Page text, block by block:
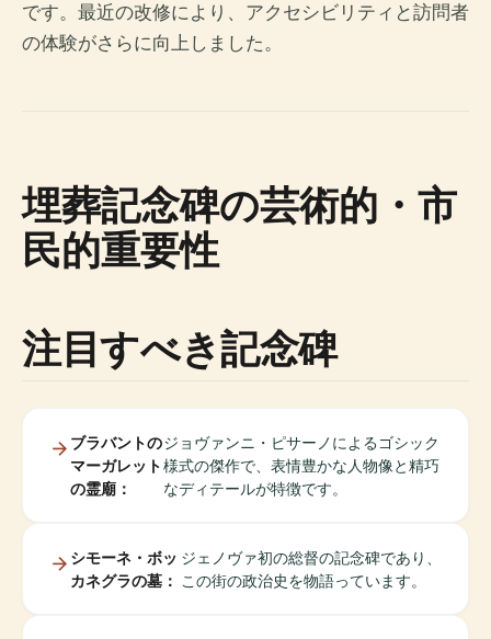
です。最近の改修により、アクセシビリティと訪問者
の体験がさらに向上しました。
埋葬記念碑の芸術的・市
民的重要性
注目すべき記念碑
ブラバントの
マーガレット
の霊廟：
ジョヴァンニ・ピサーノによるゴシック
様式の傑作で、表情豊かな人物像と精巧
なディテールが特徴です。
シモーネ・ボッ
カネグラの墓：
ジェノヴァ初の総督の記念碑であり、
この街の政治史を物語っています。